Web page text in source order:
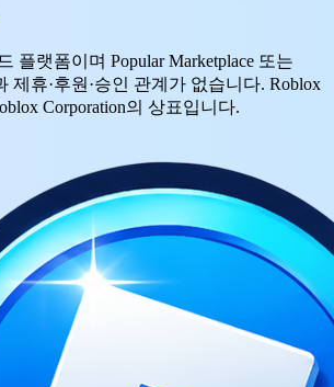
플랫폼이며 Popular Marketplace 또는
제휴·후원·승인 관계가 없습니다. Roblox
Corporation의 상표입니다.